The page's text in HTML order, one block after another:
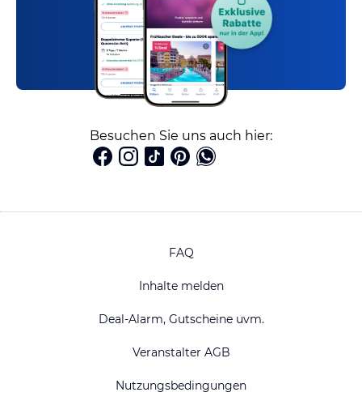
Besuchen Sie uns auch hier:
FAQ
Inhalte melden
Deal-Alarm, Gutscheine uvm.
Veranstalter AGB
Nutzungsbedingungen